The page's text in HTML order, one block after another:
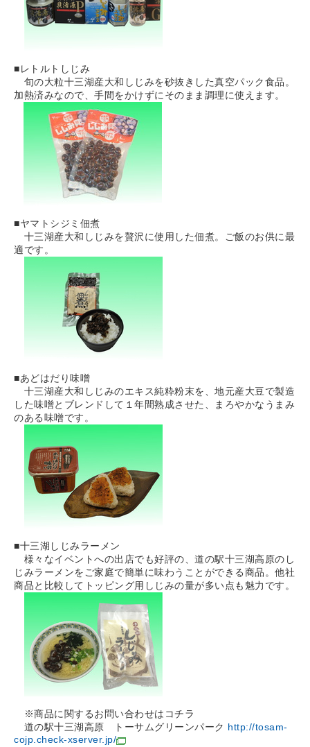
■レトルトしじみ
旬の大粒十三湖産大和しじみを砂抜きした真空パック食品。
加熱済みなので、手間をかけずにそのまま調理に使えます。
■ヤマトシジミ佃煮
十三湖産大和しじみを贅沢に使用した佃煮。ご飯のお供に最
適です。
■あどはだり味噌
十三湖産大和しじみのエキス純粋粉末を、地元産大豆で製造
した味噌とブレンドして１年間熟成させた、まろやかなうまみ
のある味噌です。
■十三湖しじみラーメン
様々なイベントへの出店でも好評の、道の駅十三湖高原のし
じみラーメンをご家庭で簡単に味わうことができる商品。他社
商品と比較してトッピング用しじみの量が多い点も魅力です。
※商品に関するお問い合わせはコチラ
道の駅十三湖高原 トーサムグリーンパーク http://tosam-
cojp.check-xserver.jp/